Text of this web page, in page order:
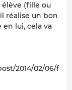
(fille ou
réalise un bon
lui, cela va
2014/02/06/fille-